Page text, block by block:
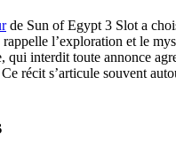
de Sun of Egypt 3 Slot a
l’exploration et le
qui interdit toute annonce
récit s’articule souvent